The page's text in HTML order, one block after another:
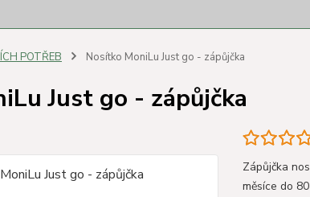
POTŘEB Nosítko MoniLu Just go - zápůjčka
Just go - zápůjčka
Zápůjčka
měsíce do